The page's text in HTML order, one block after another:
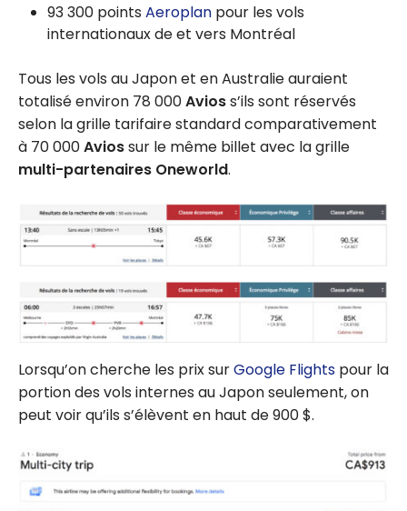
93 300 points Aeroplan pour les vols
internationaux de et vers Montréal
Tous les vols au Japon et en Australie auraient
totalisé environ 78 000Avioss’ils sont réservés
selon la grille tarifaire standard comparativement
à 70 000Aviossur le même billet avec la grille
multi-partenaires Oneworld.
Lorsqu’on cherche les prix surGoogle Flights pour la
portion des vols internes au Japon seulement, on
peut voir qu’ils s’élèvent en haut de 900 $.